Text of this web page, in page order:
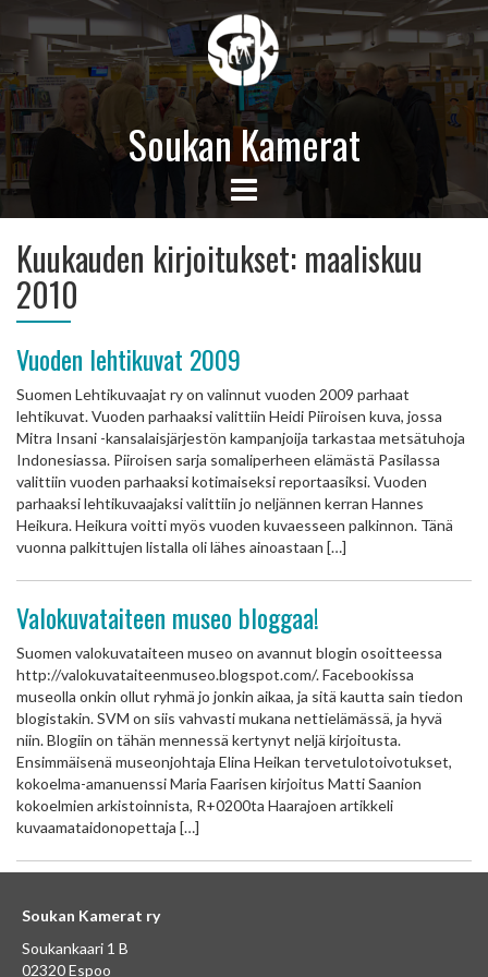
Soukan Kamerat
Kuukauden kirjoitukset: maaliskuu
2010
Vuoden lehtikuvat 2009
Suomen Lehtikuvaajat ry on valinnut vuoden 2009 parhaat
lehtikuvat. Vuoden parhaaksi valittiin Heidi Piiroisen kuva, jossa
Mitra Insani -kansalaisjärjestön kampanjoija tarkastaa metsätuhoja
Indonesiassa. Piiroisen sarja somaliperheen elämästä Pasilassa
valittiin vuoden parhaaksi kotimaiseksi reportaasiksi. Vuoden
parhaaksi lehtikuvaajaksi valittiin jo neljännen kerran Hannes
Heikura. Heikura voitti myös vuoden kuvaesseen palkinnon. Tänä
vuonna palkittujen listalla oli lähes ainoastaan […]
Valokuvataiteen museo bloggaa!
Suomen valokuvataiteen museo on avannut blogin osoitteessa
http://valokuvataiteenmuseo.blogspot.com/. Facebookissa
museolla onkin ollut ryhmä jo jonkin aikaa, ja sitä kautta sain tiedon
blogistakin. SVM on siis vahvasti mukana nettielämässä, ja hyvä
niin. Blogiin on tähän mennessä kertynyt neljä kirjoitusta.
Ensimmäisenä museonjohtaja Elina Heikan tervetulotoivotukset,
kokoelma-amanuenssi Maria Faarisen kirjoitus Matti Saanion
kokoelmien arkistoinnista, R+0200ta Haarajoen artikkeli
kuvaamataidonopettaja […]
Soukan Kamerat ry
Soukankaari 1 B
02320 Espoo